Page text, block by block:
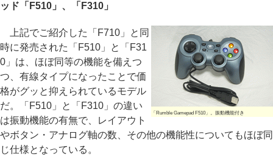
ッド「F510」、「F310」
「Rumble Gamepad F510」。振動機能付き
上記でご紹介した「F710」と同
時に発売された「F510」と「F31
0」は、ほぼ同等の機能を備えつ
つ、有線タイプになったことで価
格がグッと抑えられているモデル
だ。「F510」と「F310」の違い
は振動機能の有無で、レイアウト
やボタン・アナログ軸の数、その他の機能性についてもほぼ同
じ仕様となっている。